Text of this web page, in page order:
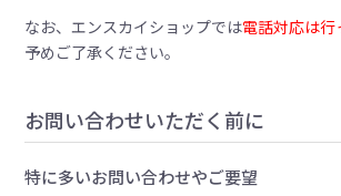
なお、エンスカイショップでは電話対応は行
予めご了承ください。
お問い合わせいただく前に
特に多いお問い合わせやご要望